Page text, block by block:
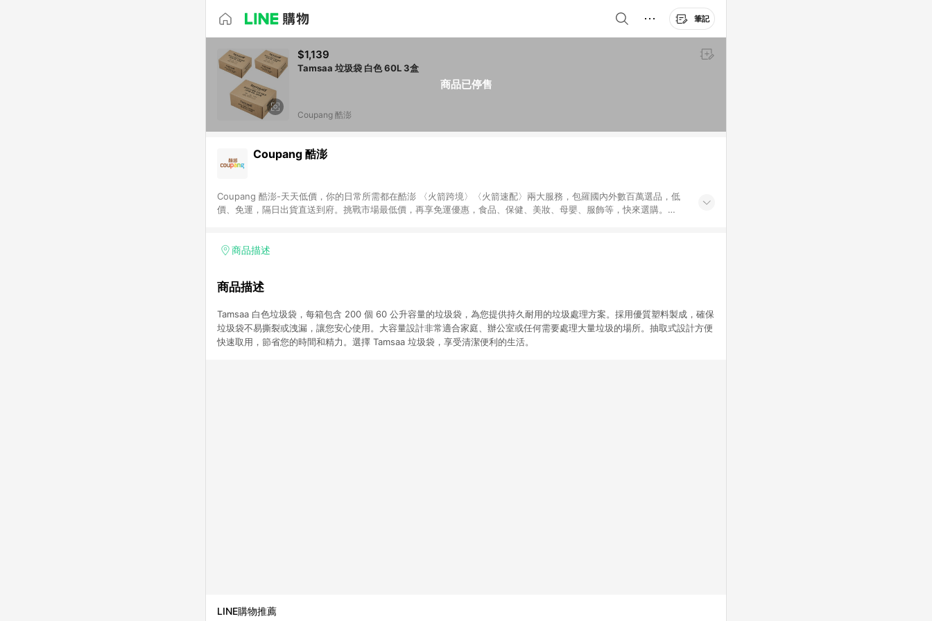
筆記
商品已停售
$1,139
Tamsaa 垃圾袋 白色 60L 3盒
Coupang 酷澎
Coupang 酷澎
Coupang 酷澎-天天低價，你的日常所需都在酷澎 〈火箭跨境〉〈火箭速配〉兩大服務，包羅國內外數百萬選品，低
價、免運，隔日出貨直送到府。挑戰市場最低價，再享免運優惠，食品、保健、美妝、母嬰、服飾等，快來選購。
商品描述
商品描述
Tamsaa 白色垃圾袋，每箱包含 200 個 60 公升容量的垃圾袋，為您提供持久耐用的垃圾處理方案。採用優質塑料製成，確保
垃圾袋不易撕裂或洩漏，讓您安心使用。大容量設計非常適合家庭、辦公室或任何需要處理大量垃圾的場所。抽取式設計方便
快速取用，節省您的時間和精力。選擇 Tamsaa 垃圾袋，享受清潔便利的生活。
LINE購物推薦